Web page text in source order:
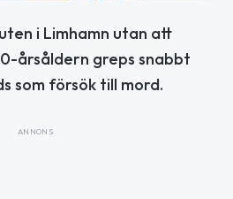
i Limhamn utan att
årsåldern greps snabbt
som försök till mord.
ANNONS